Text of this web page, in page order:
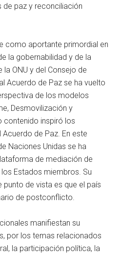
paz y reconciliación
como aportante primordial en
la gobernabilidad y de la
ONU y del Consejo de
Acuerdo de Paz se ha vuelto
de los modelos
Desmovilización y
contenido inspiró los
de Paz. En este
Naciones Unidas se ha
de mediación de
Estados miembros. Su
de vista es que el país
de postconflicto.
manifiestan su
por los temas relacionados
la participación política, la